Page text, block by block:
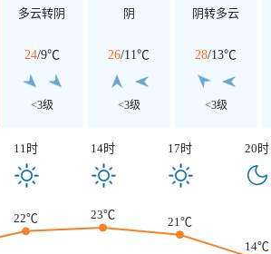
多云转阴
24/9℃
<3级
阴
26/11℃
<3级
阴转多云
28/13℃
<3级
11时 14时 17时 20时
22℃ 23℃
21℃
14℃